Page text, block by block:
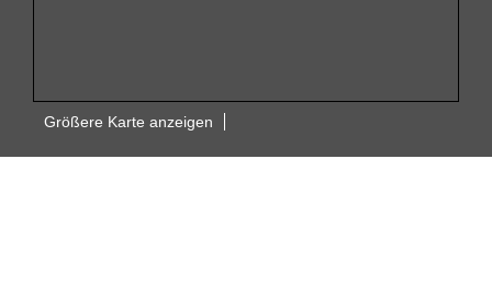
Größere Karte anzeigen